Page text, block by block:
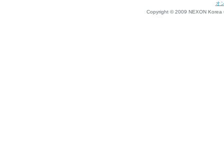
オ
Copyright © 2009 NEXON Korea